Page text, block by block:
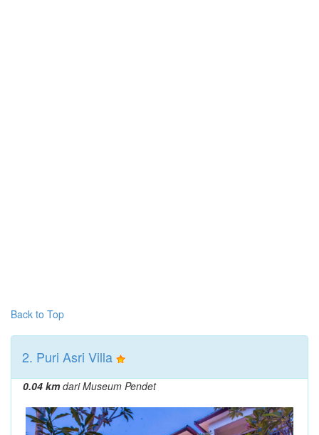
Back to Top
2. Puri Asri Villa
0.04 kmdari Museum Pendet